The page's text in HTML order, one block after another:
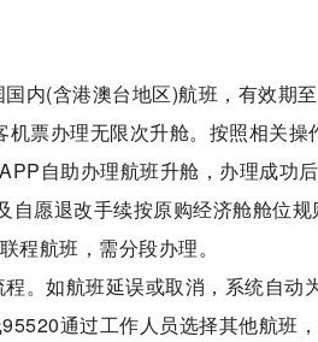
内(含港澳台地区)航班，有效期
票办理无限次升舱。按照相关操
自助办理航班升舱，办理成功
愿退改手续按原购经济舱舱位规
程航班，需分段办理。
。如航班延误或取消，系统自动
通过工作人员选择其他航班